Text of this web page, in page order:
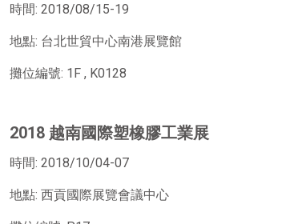
時間: 2018/08/15-19
地點: 台北世貿中心南港展覽館
攤位編號: 1F , K0128
2018 越南國際塑橡膠工業展
時間: 2018/10/04-07
地點: 西貢國際展覽會議中心